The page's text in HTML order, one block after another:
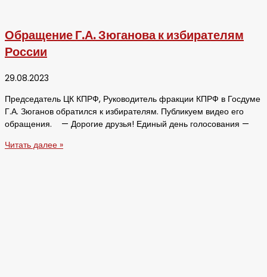
Обращение Г.А. Зюганова к избирателям
России
29.08.2023
Председатель ЦК КПРФ, Руководитель фракции КПРФ в Госдуме
Г.А. Зюганов обратился к избирателям. Публикуем видео его
обращения. — Дорогие друзья! Единый день голосования —
Читать далее »